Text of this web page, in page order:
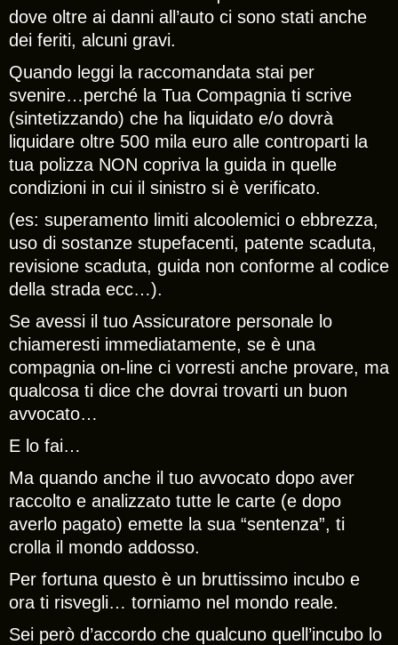
dove oltre ai danni all’auto ci sono stati anche
dei feriti, alcuni gravi.
Quando leggi la raccomandata stai per
svenire…perché la Tua Compagnia ti scrive
(sintetizzando) che ha liquidato e/o dovrà
liquidare oltre 500 mila euro alle controparti la
tua polizza NON copriva la guida in quelle
condizioni in cui il sinistro si è verificato.
(es: superamento limiti alcoolemici o ebbrezza,
uso di sostanze stupefacenti, patente scaduta,
revisione scaduta, guida non conforme al codice
della strada ecc…).
Se avessi il tuo Assicuratore personale lo
chiameresti immediatamente, se è una
compagnia on-line ci vorresti anche provare, ma
qualcosa ti dice che dovrai trovarti un buon
avvocato…
E lo fai…
Ma quando anche il tuo avvocato dopo aver
raccolto e analizzato tutte le carte (e dopo
averlo pagato) emette la sua “sentenza”, ti
crolla il mondo addosso.
Per fortuna questo è un bruttissimo incubo e
ora ti risvegli… torniamo nel mondo reale.
Sei però d’accordo che qualcuno quell’incubo lo